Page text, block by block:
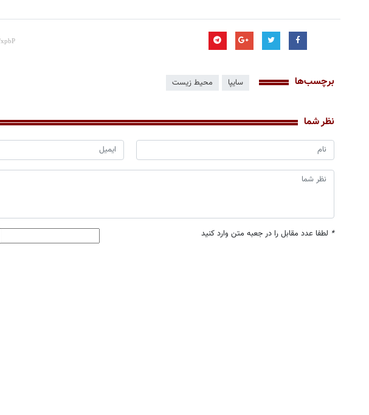
برچسب‌ها سایپا محیط زیست
نظر شما
* لطفا عدد مقابل را در جعبه متن وارد کنید